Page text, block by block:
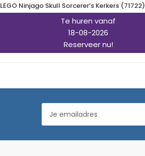
LEGO Ninjago Skull Sorcerer’s Kerkers (71722)
Te huren vanaf
18-08-2026
Reserveer nu!